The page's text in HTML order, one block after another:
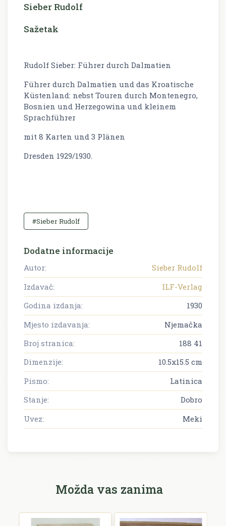
Sieber Rudolf
Sažetak
Rudolf Sieber: Führer durch Dalmatien
Führer durch Dalmatien und das Kroatische
Küstenland: nebst Touren durch Montenegro,
Bosnien und Herzegowina und kleinem
Sprachführer
mit 8 Karten und 3 Plänen
Dresden 1929/1930.
#Sieber Rudolf
Dodatne informacije
Autor:
Sieber Rudolf
Izdavač:
ILF-Verlag
Godina izdanja:
1930
Mjesto izdavanja:
Njemačka
Broj stranica:
188 41
Dimenzije:
10.5x15.5 cm
Pismo:
Latinica
Stanje:
Dobro
Uvez:
Meki
Možda vas zanima